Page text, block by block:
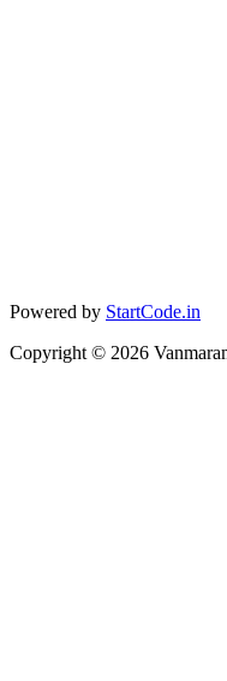
Powered by StartCode.in
Copyright © 2026